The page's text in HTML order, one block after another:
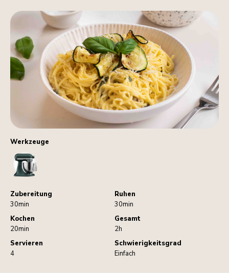
Werkzeuge
StandMixer
Zubereitung
30min
Ruhen
30min
Kochen
20min
Gesamt
2h
Servieren
4
Schwierigkeitsgrad
Einfach